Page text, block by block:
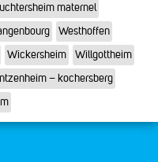
maternel
Westhoffen
Wickersheim
Willgottheim
– kochersberg